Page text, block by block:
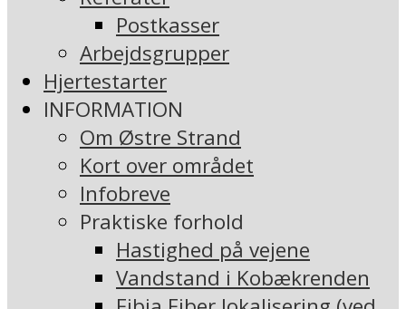
Postkasser
Arbejdsgrupper
Hjertestarter
INFORMATION
Om Østre Strand
Kort over området
Infobreve
Praktiske forhold
Hastighed på vejene
Vandstand i Kobækrenden